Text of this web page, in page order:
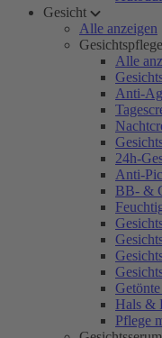
Gesicht
Alle anzeigen
Gesichtspflege
Alle
Anti-
24h-
Anti-
BB- &
Hals &
Pflege